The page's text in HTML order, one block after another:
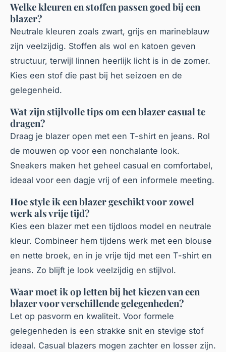
Welke kleuren en stoffen passen goed bij een
blazer?
Neutrale kleuren zoals zwart, grijs en marineblauw
zijn veelzijdig. Stoffen als wol en katoen geven
structuur, terwijl linnen heerlijk licht is in de zomer.
Kies een stof die past bij het seizoen en de
gelegenheid.
Wat zijn stijlvolle tips om een blazer casual te
dragen?
Draag je blazer open met een T-shirt en jeans. Rol
de mouwen op voor een nonchalante look.
Sneakers maken het geheel casual en comfortabel,
ideaal voor een dagje vrij of een informele meeting.
Hoe style ik een blazer geschikt voor zowel
werk als vrije tijd?
Kies een blazer met een tijdloos model en neutrale
kleur. Combineer hem tijdens werk met een blouse
en nette broek, en in je vrije tijd met een T-shirt en
jeans. Zo blijft je look veelzijdig en stijlvol.
Waar moet ik op letten bij het kiezen van een
blazer voor verschillende gelegenheden?
Let op pasvorm en kwaliteit. Voor formele
gelegenheden is een strakke snit en stevige stof
ideaal. Casual blazers mogen zachter en losser zijn.